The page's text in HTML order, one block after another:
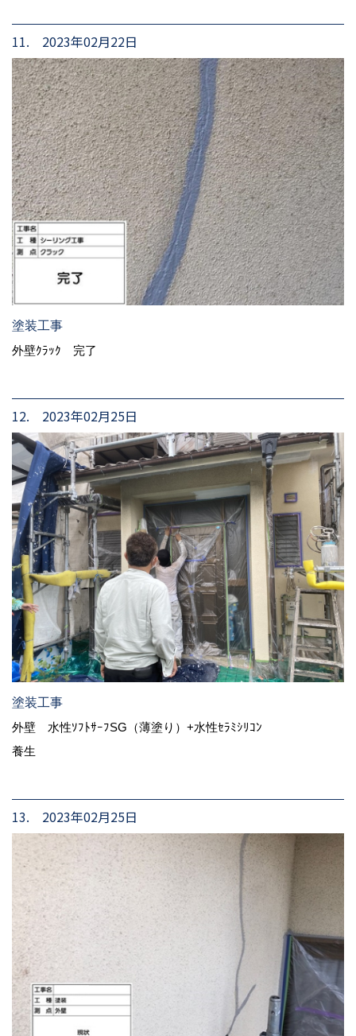
11. 2023年02月22日
塗装工事
外壁ｸﾗｯｸ 完了
12. 2023年02月25日
塗装工事
外壁 水性ｿﾌﾄｻｰﾌSG（薄塗り）+水性ｾﾗﾐｼﾘｺﾝ
養生
13. 2023年02月25日